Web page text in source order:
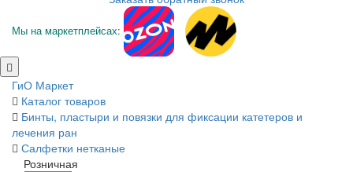
Мы на маркетплейсах:
ГиО Маркет
Каталог товаров
Бинты, пластыри и повязки для фиксации катетеров и
лечения ран
Салфетки нетканые
Розничная